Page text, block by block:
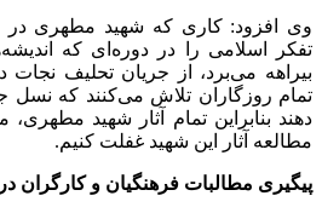
وی افزود: کاری که شهید مطهری در
تفکر اسلامی را در دوره‌ای که
بیراهه می‌برد، از جریان تحلیف نجات
تمام روزگاران تلاش می‌کنند که نسل
دهند بنابراین تمام آثار شهید مطهری،
مطالعه آثار این شهید غفلت کنیم.
پیگیری مطالبات فرهنگیان و کارگران